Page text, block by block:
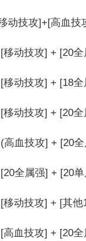
动技攻]+[高血技
动技攻] + [20全
动技攻] + [18全
动技攻] + [20全
血技攻] + [20全
全属强] + [20
动技攻] + [其他
血技攻] + [20全